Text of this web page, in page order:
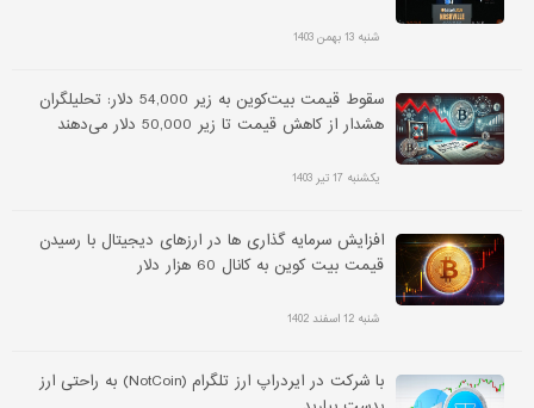
شنبه 13 بهمن 1403
سقوط قیمت بیت‌کوین به زیر 54,000 دلار: تحلیلگران
هشدار از کاهش قیمت تا زیر 50,000 دلار می‌دهند
یکشنبه 17 تیر 1403
افزایش سرمایه گذاری ها در ارزهای دیجیتال با رسیدن
قیمت بیت کوین به کانال 60 هزار دلار
شنبه 12 اسفند 1402
با شرکت در ایردراپ ارز تلگرام (NotCoin) به راحتی ارز